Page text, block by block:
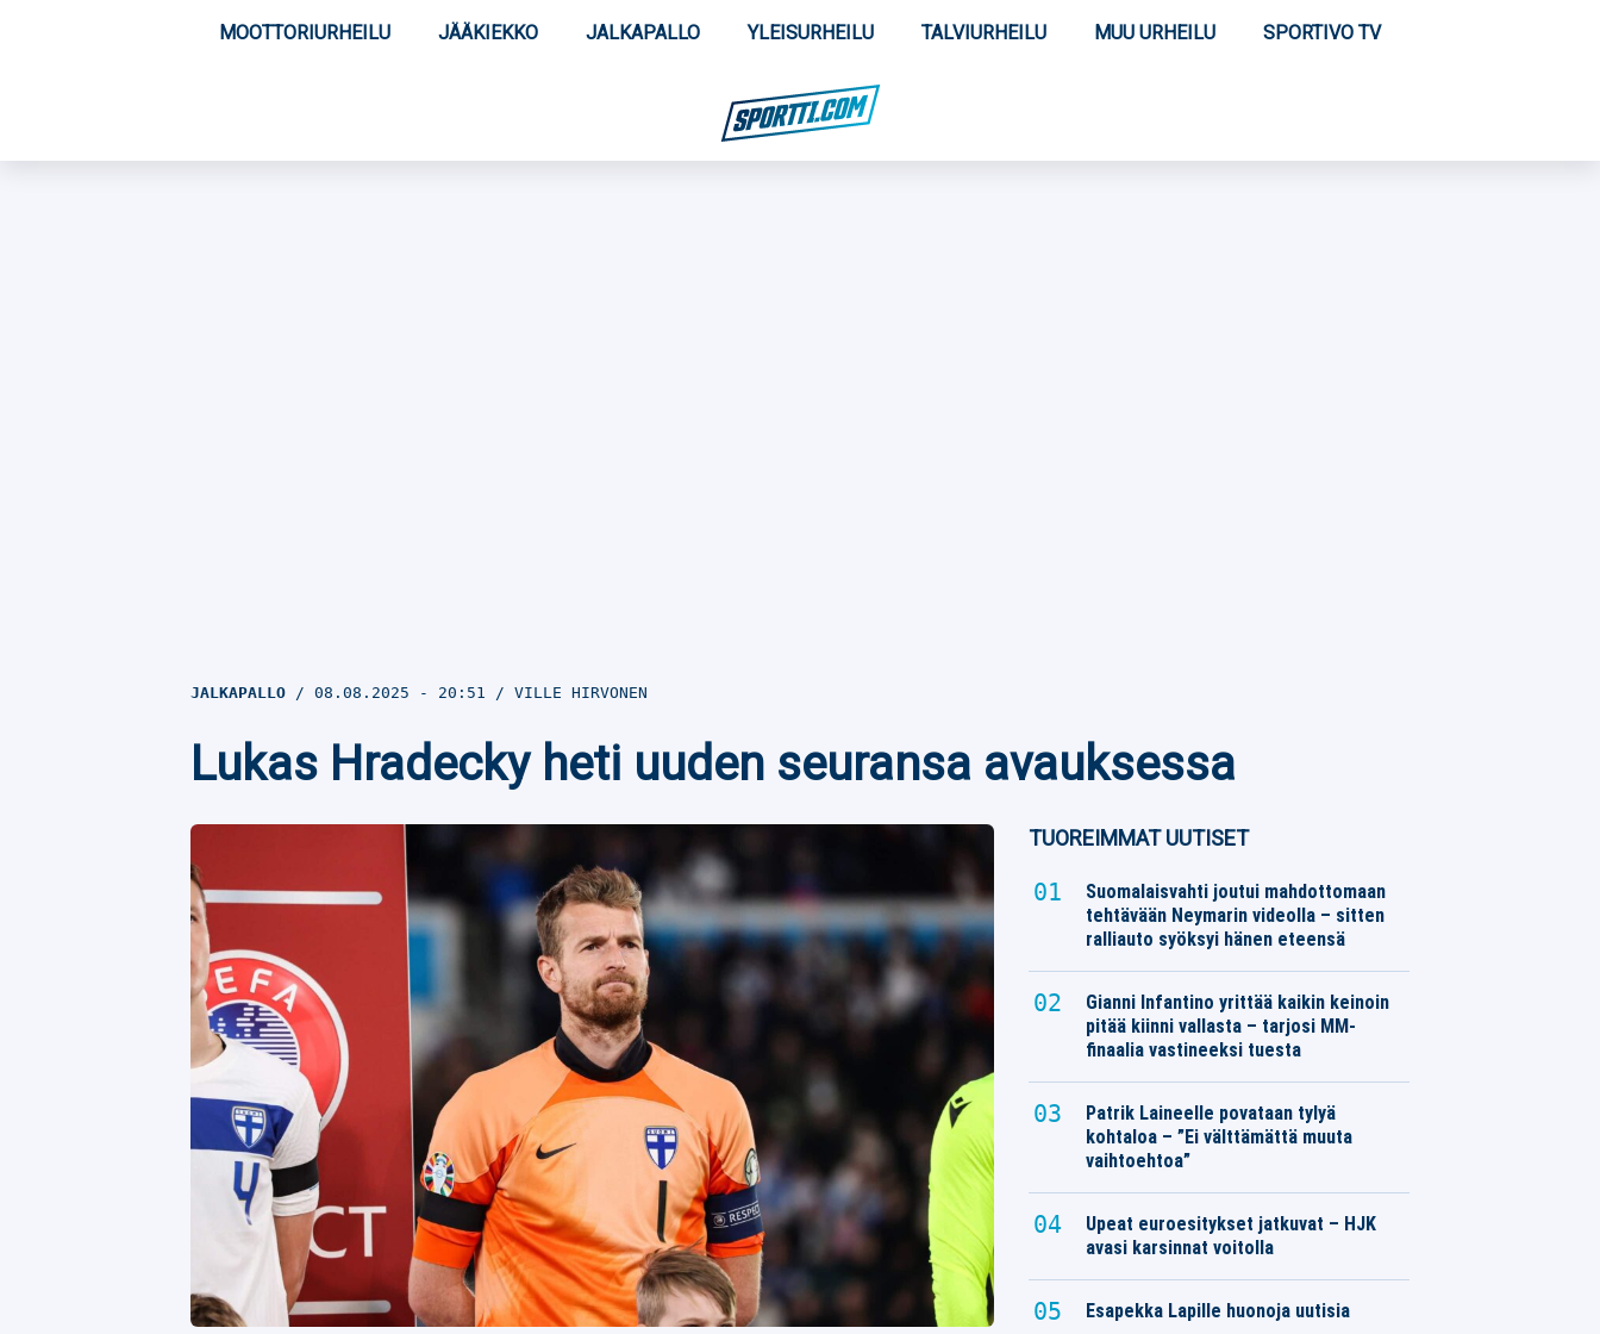
MOOTTORIURHEILU JÄÄKIEKKO JALKAPALLO YLEISURHEILU TALVIURHEILU MUU URHEILU SPORTIVO TV
JALKAPALLO 08.08.2025 - 20:51 VILLE HIRVONEN
Lukas Hradecky heti uuden seuransa avauksessa
TUOREIMMAT UUTISET
Suomalaisvahti joutui mahdottomaan
tehtävään Neymarin videolla – sitten
ralliauto syöksyi hänen eteensä
Gianni Infantino yrittää kaikin keinoin
pitää kiinni vallasta – tarjosi MM-
finaalia vastineeksi tuesta
Patrik Laineelle povataan tylyä
kohtaloa – ”Ei välttämättä muuta
vaihtoehtoa”
Upeat euroesitykset jatkuvat – HJK
avasi karsinnat voitolla
Esapekka Lapille huonoja uutisia